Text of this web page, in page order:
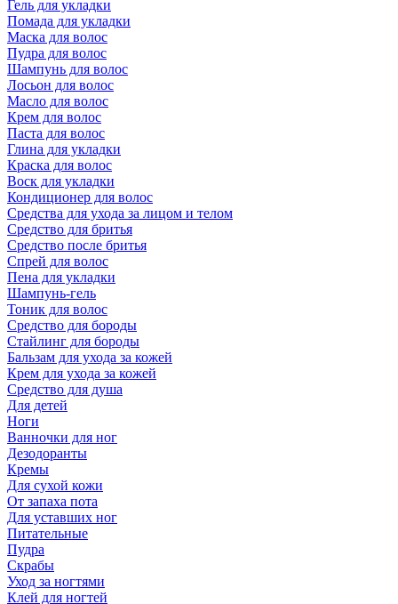
Гель для укладки
Помада для укладки
Маска для волос
Пудра для волос
Шампунь для волос
Лосьон для волос
Масло для волос
Крем для волос
Паста для волос
Глина для укладки
Краска для волос
Воск для укладки
Кондиционер для волос
Средства для ухода за лицом и телом
Средство для бритья
Средство после бритья
Спрей для волос
Пена для укладки
Шампунь-гель
Тоник для волос
Средство для бороды
Стайлинг для бороды
Бальзам для ухода за кожей
Крем для ухода за кожей
Средство для душа
Для детей
Ноги
Ванночки для ног
Дезодоранты
Кремы
Для сухой кожи
От запаха пота
Для уставших ног
Питательные
Пудра
Скрабы
Уход за ногтями
Клей для ногтей